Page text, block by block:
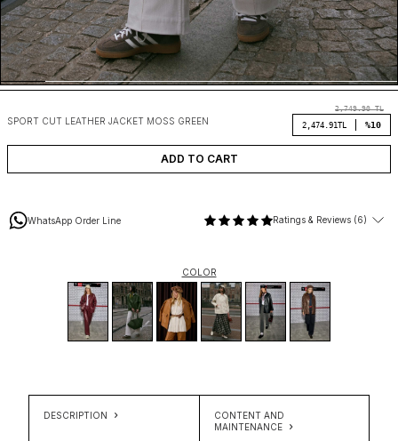
SPORT CUT LEATHER JACKET MOSS GREEN
2,749.90TL
2,474.91 TL %10
ADD TO CART
WhatsApp Order Line Ratings & Reviews (6)
COLOR
DESCRIPTION
CONTENT AND
MAINTENANCE